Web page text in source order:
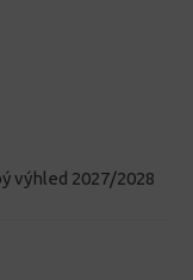
výhled 2027/2028